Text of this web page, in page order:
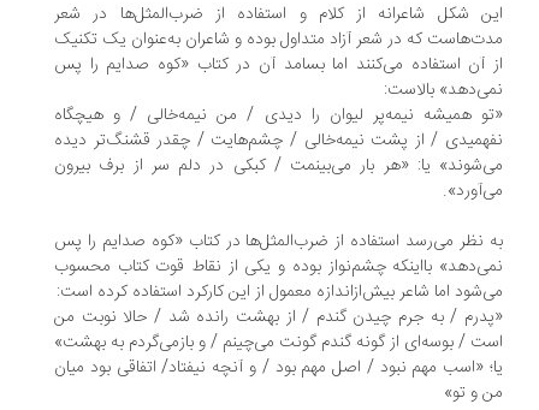
شکل شاعرانه از کلام و استفاده از ضرب‌المثل‌ها در شعر
که در شعر آزاد متداول بوده و شاعران به‌عنوان یک تکنیک
آن استفاده می‌کنند اما بسامد آن در کتاب «کوه صدایم را پس
بالاست:
همیشه نیمه‌پر لیوان را دیدی / من نیمه‌خالی / و هیچگاه
/ از پشت نیمه‌خالی / چشم‌هایت / چقدر قشنگ‌تر دیده
یا: «هر بار می‌بینمت / کبکی در دلم سر از برف بیرون
نظر می‌رسد استفاده از ضرب‌المثل‌ها در کتاب «کوه صدایم را پس
نمی‌دهد» بااین‎که چشم‌نواز بوده و یکی از نقاط قوت کتاب محسوب
اما شاعر بیش‌ازاندازه معمول از این کارکرد استفاده کرده است:
/ به جرم چیدن گندم / از بهشت رانده شد / حالا نوبت من
/ بوسه‌ای از گونه گندم گونت می‌چینم / و بازمی‌گردم به بهشت»
«اسب مهم نبود / اصل مهم بود / و آنچه نیفتاد/ اتفاقی بود میان
و تو»